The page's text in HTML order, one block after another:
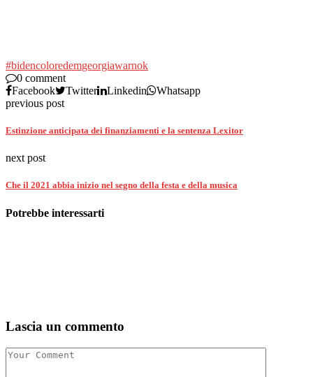
#bidencoloredemgeorgiawarnok
0 comment
Facebook
Twitter Linkedin
Whatsapp
previous post
Estinzione anticipata dei finanziamenti e la sentenza Lexitor
next post
Che il 2021 abbia inizio nel segno della festa e della musica
Potrebbe interessarti
Lascia un commento